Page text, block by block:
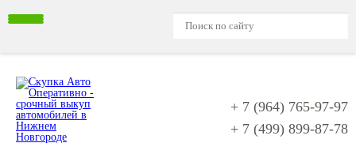
+ 7 (964) 765-97-97
+ 7 (499) 899-87-78